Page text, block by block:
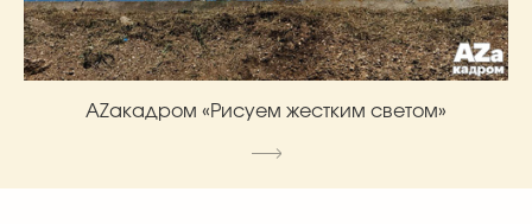
AZакадром «Рисуем жестким светом»